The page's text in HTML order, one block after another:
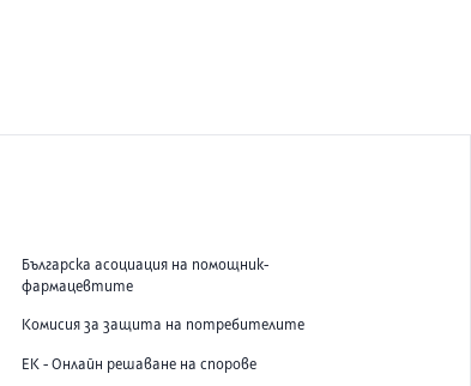
Българска асоциация на помощник-
фармацевтите
Комисия за защита на потребителите
ЕК - Онлайн решаване на спорове